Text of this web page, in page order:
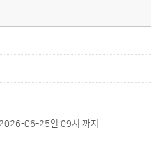
06-25일 09시 까지